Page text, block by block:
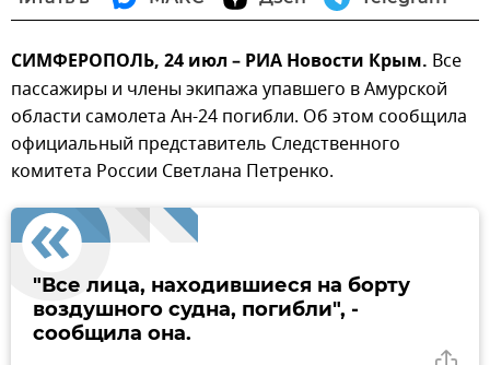
СИМФЕРОПОЛЬ, 24 июл – РИА Новости Крым. Все
пассажиры и члены экипажа упавшего в Амурской
области самолета Ан-24 погибли. Об этом сообщила
официальный представитель Следственного
комитета России Светлана Петренко.
"Все лица, находившиеся на борту
воздушного судна, погибли", -
сообщила она.